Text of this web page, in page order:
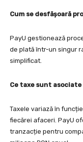
Cum se desfășoară
PayU gestionează
de plată într-un singur
simplificat.
Ce taxe sunt
Taxele variază în
fiecărei afaceri. PayU
tranzacție pentru